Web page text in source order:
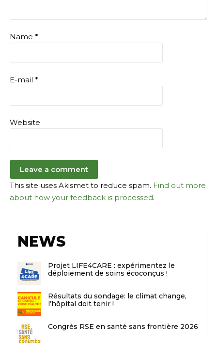
Name *
E-mail *
Website
This site uses Akismet to reduce spam. Find out more
about how your feedback is processed.
NEWS
Projet LIFE4CARE : expérimentez le
déploiement de soins écoconçus !
Résultats du sondage: le climat change,
l’hôpital doit tenir !
Congrès RSE en santé sans frontière 2026